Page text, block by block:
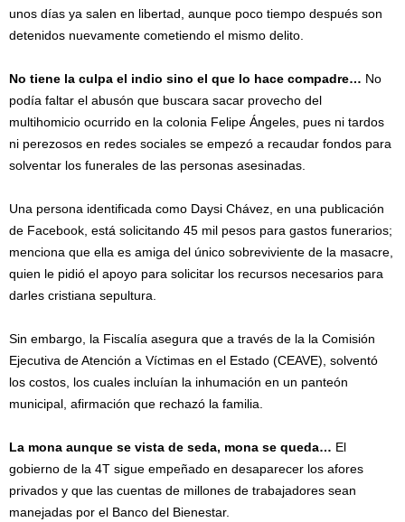
unos días ya salen en libertad, aunque poco tiempo después son
detenidos nuevamente cometiendo el mismo delito.
No tiene la culpa el indio sino el que lo hace compadre… No
podía faltar el abusón que buscara sacar provecho del
multihomicio ocurrido en la colonia Felipe Ángeles, pues ni tardos
ni perezosos en redes sociales se empezó a recaudar fondos para
solventar los funerales de las personas asesinadas.
Una persona identificada como Daysi Chávez, en una publicación
de Facebook, está solicitando 45 mil pesos para gastos funerarios;
menciona que ella es amiga del único sobreviviente de la masacre,
quien le pidió el apoyo para solicitar los recursos necesarios para
darles cristiana sepultura.
Sin embargo, la Fiscalía asegura que a través de la la Comisión
Ejecutiva de Atención a Víctimas en el Estado (CEAVE), solventó
los costos, los cuales incluían la inhumación en un panteón
municipal, afirmación que rechazó la familia.
La mona aunque se vista de seda, mona se queda… El
gobierno de la 4T sigue empeñado en desaparecer los afores
privados y que las cuentas de millones de trabajadores sean
manejadas por el Banco del Bienestar.